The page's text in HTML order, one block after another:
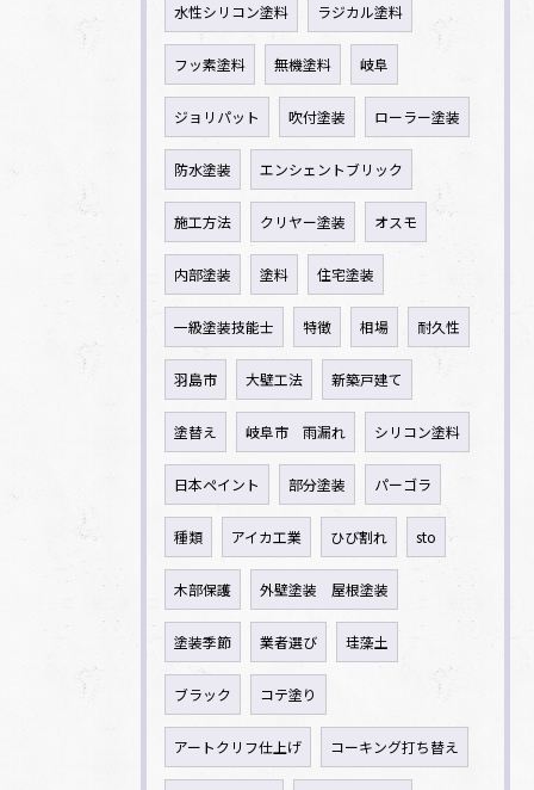
水性シリコン塗料 ラジカル塗料
フッ素塗料 無機塗料 岐阜
ジョリパット 吹付塗装 ローラー塗装
防水塗装 エンシェントブリック
施工方法 クリヤー塗装 オスモ
内部塗装 塗料 住宅塗装
一級塗装技能士 特徴 相場 耐久性
羽島市 大壁工法 新築戸建て
塗替え 岐阜市 雨漏れ シリコン塗料
日本ペイント 部分塗装 パーゴラ
種類 アイカ工業 ひび割れ sto
木部保護 外壁塗装 屋根塗装
塗装季節 業者選び 珪藻土
ブラック コテ塗り
アートクリフ仕上げ コーキング打ち替え